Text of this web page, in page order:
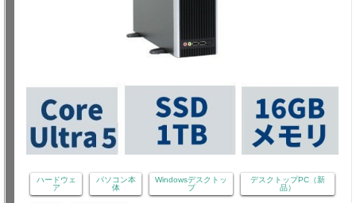
ハードウェ
ア
パソコン本
体
Windowsデスクトッ
プ
デスクトップPC（新
品）